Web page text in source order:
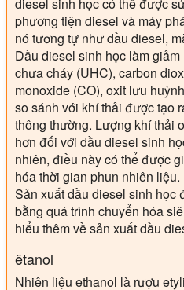
phương tiện diesel và máy
nó tương tự như dầu diesel,
Dầu diesel sinh học làm
chưa cháy (UHC), carbon
monoxide (CO), oxit lưu
so sánh với khí thải được tạo
thông thường. Lượng khí thải
hơn đối với dầu diesel sinh
nhiên, điều này có thể được
hóa thời gian phun nhiên liệu.
Sản xuất dầu diesel sinh học
bằng quá trình chuyển hóa
hiểu thêm về sản xuất dầu
êtanol
Nhiên liệu ethanol là rượu